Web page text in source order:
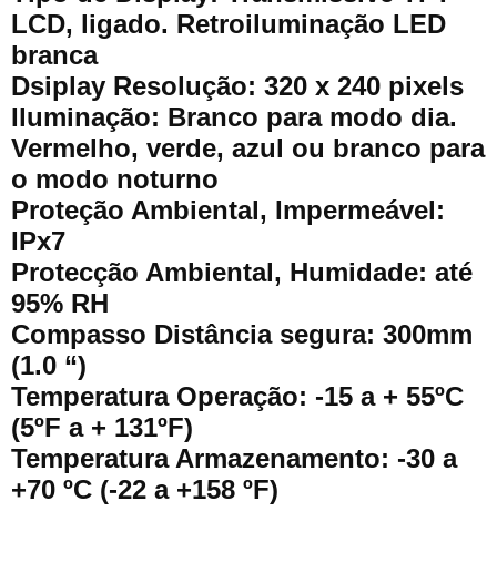
LCD, ligado. Retroiluminação LED
branca
Dsiplay Resolução: 320 x 240 pixels
Iluminação: Branco para modo dia.
Vermelho, verde, azul ou branco para
o modo noturno
Proteção Ambiental, Impermeável:
IPx7
Protecção Ambiental, Humidade: até
95% RH
Compasso Distância segura: 300mm
(1.0 “)
Temperatura Operação: -15 a + 55ºC
(5ºF a + 131ºF)
Temperatura Armazenamento: -30 a
+70 ºC (-22 a +158 ºF)